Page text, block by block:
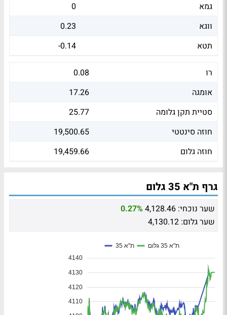
גמא
0
ווגא
0.23
תטא
-0.14
רו
0.08
אומגה
17.26
סטיית תקן גלומה
25.77
חוזה סינטטי
19,500.65
חוזה גלום
19,459.66
גרף ת"א 35 גלום
שער נוכחי: 4,128.46
0.27%
שער גלום: 4,130.12